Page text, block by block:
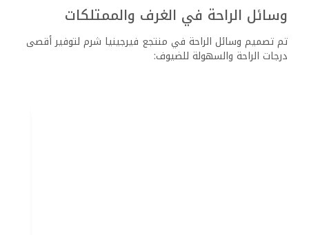
وسائل الراحة في الغرف والممتلكات
تم تصميم وسائل الراحة في منتجع فيرجينيا شرم لتوفير أقصى
درجات الراحة والسهولة للضيوف: